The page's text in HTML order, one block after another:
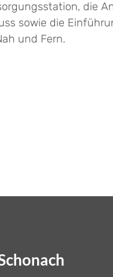
die
sowie die
und Fern.